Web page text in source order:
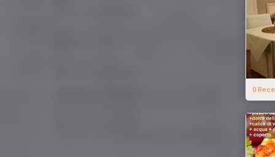
0